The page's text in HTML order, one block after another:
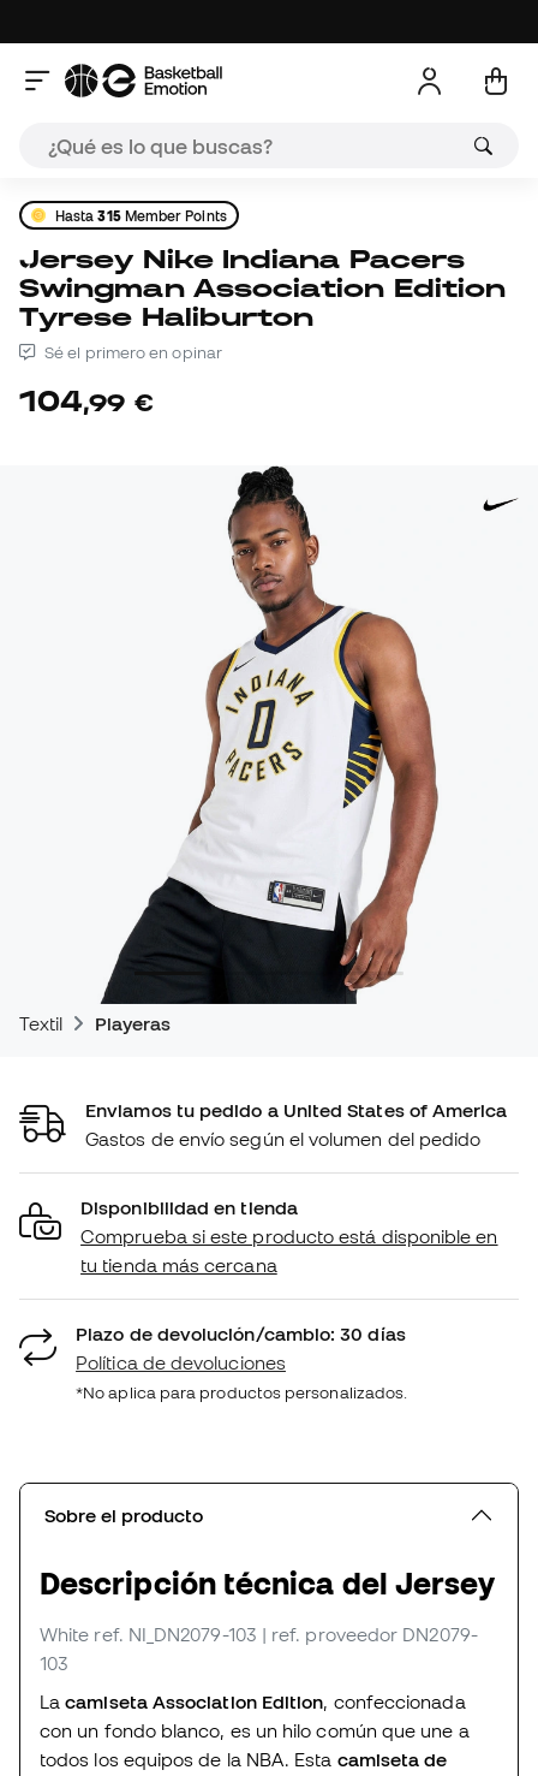
Hasta315Member Points
Jersey Nike Indiana Pacers
Swingman Association Edition
Tyrese Haliburton
Sé el primero en opinar
104,99 €
Textil Playeras
Enviamos tu pedido a United States of America
Gastos de envío según el volumen del pedido
Disponibilidad en tienda
Comprueba si este producto está disponible en
tu tienda más cercana
Plazo de devolución/cambio: 30 días
Política de devoluciones
*No aplica para productos personalizados.
Sobre el producto
Descripción técnica del Jersey
White ref. NI_DN2079-103 | ref. proveedor DN2079-
103
Lacamiseta Association Edition, confeccionada
con un fondo blanco, es un hilo común que une a
todos los equipos de la NBA. Esta camiseta de